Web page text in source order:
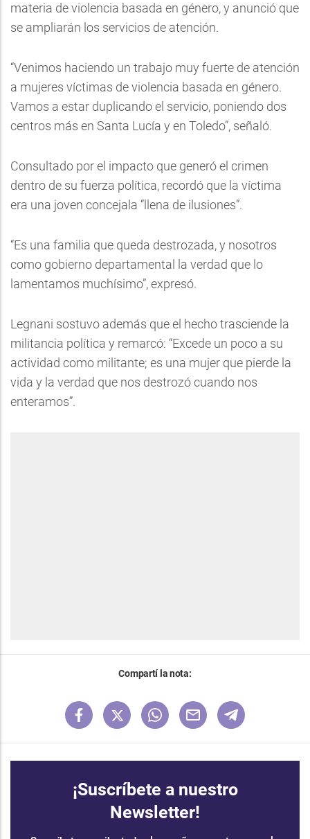
materia de violencia basada en género, y anunció que
se ampliarán los servicios de atención.
“Venimos haciendo un trabajo muy fuerte de atención
a mujeres víctimas de violencia basada en género.
Vamos a estar duplicando el servicio, poniendo dos
centros más en Santa Lucía y en Toledo”, señaló.
Consultado por el impacto que generó el crimen
dentro de su fuerza política, recordó que la víctima
era una joven concejala “llena de ilusiones”.
“Es una familia que queda destrozada, y nosotros
como gobierno departamental la verdad que lo
lamentamos muchísimo”, expresó.
Legnani sostuvo además que el hecho trasciende la
militancia política y remarcó: “Excede un poco a su
actividad como militante; es una mujer que pierde la
vida y la verdad que nos destrozó cuando nos
enteramos”.
Compartí la nota:
¡Suscríbete a nuestro
Newsletter!